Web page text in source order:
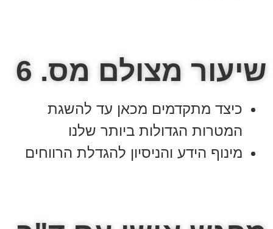
שיעור מצולם מס. 6
כיצד מתקדמים מכאן עד להשגת
המטרות הגדולות ביותר שלנו
מינוף הידע והניסיון להגדלת הרווחים